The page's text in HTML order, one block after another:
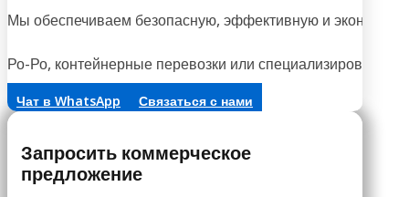
Мы обеспечиваем безопасную, эффективную и
Ро-Ро, контейнерные перевозки или
Чат в WhatsApp Связаться с нами
Запросить коммерческое
предложение